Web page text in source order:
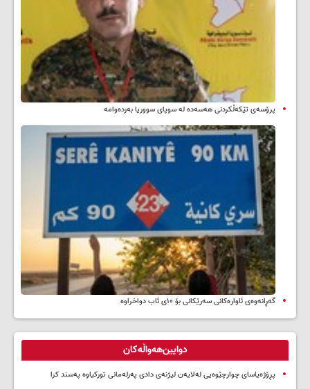
پرۆسەی تێکەڵکردنی هەسەدە لە سوپای سووریا بەردەوامە
گەڕانەوەی ئاوارەکانی سەرێکانی بۆ ۱۰ی ئاب دواخراوە
دوایین‌هەواڵەکان
پڕۆژەیاسای چوارچێوەیی لەلایەن لیژنەی دادی پەرلەمانی تورکیاوە پەسند کرا